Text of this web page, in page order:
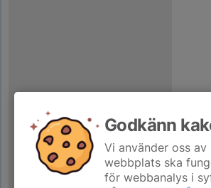
Godkänn
Vi använder oss
webbplats ska
för webbanalys i